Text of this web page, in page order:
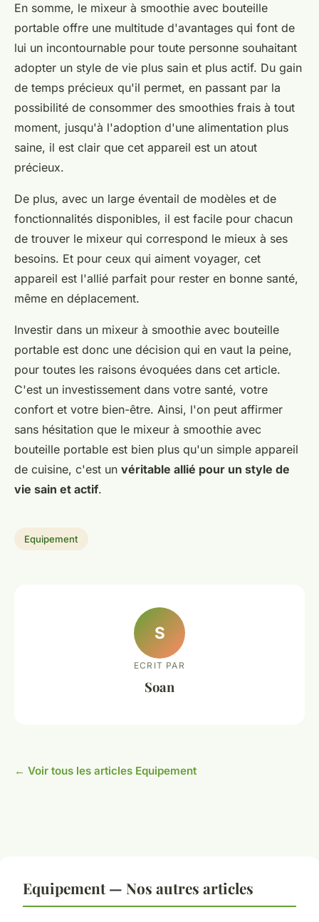
En somme, le mixeur à smoothie avec bouteille
portable offre une multitude d'avantages qui font de
lui un incontournable pour toute personne souhaitant
adopter un style de vie plus sain et plus actif. Du gain
de temps précieux qu'il permet, en passant par la
possibilité de consommer des smoothies frais à tout
moment, jusqu'à l'adoption d'une alimentation plus
saine, il est clair que cet appareil est un atout
précieux.
De plus, avec un large éventail de modèles et de
fonctionnalités disponibles, il est facile pour chacun
de trouver le mixeur qui correspond le mieux à ses
besoins. Et pour ceux qui aiment voyager, cet
appareil est l'allié parfait pour rester en bonne santé,
même en déplacement.
Investir dans un mixeur à smoothie avec bouteille
portable est donc une décision qui en vaut la peine,
pour toutes les raisons évoquées dans cet article.
C'est un investissement dans votre santé, votre
confort et votre bien-être. Ainsi, l'on peut affirmer
sans hésitation que le mixeur à smoothie avec
bouteille portable est bien plus qu'un simple appareil
de cuisine, c'est un véritable allié pour un style de
vie sain et actif.
Equipement
S
ECRIT PAR
Soan
← Voir tous les articles Equipement
Equipement — Nos autres articles